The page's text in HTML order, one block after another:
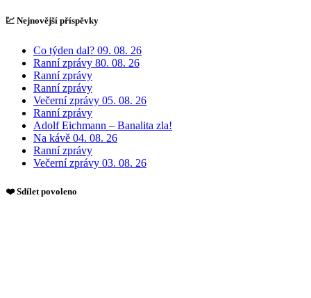
💹 Nejnovější příspěvky
Co týden dal? 09. 08. 26
Ranní zprávy 80. 08. 26
Ranní zprávy
Ranní zprávy
Večerní zprávy 05. 08. 26
Ranní zprávy
Adolf Eichmann – Banalita zla!
Na kávě 04. 08. 26
Ranní zprávy
Večerní zprávy 03. 08. 26
❤️ Sdílet povoleno